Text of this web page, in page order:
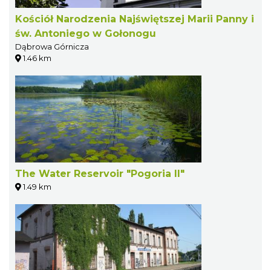
Kościół Narodzenia Najświętszej Marii Panny i
św. Antoniego w Gołonogu
Dąbrowa Górnicza
1.46 km
The Water Reservoir "Pogoria II"
1.49 km